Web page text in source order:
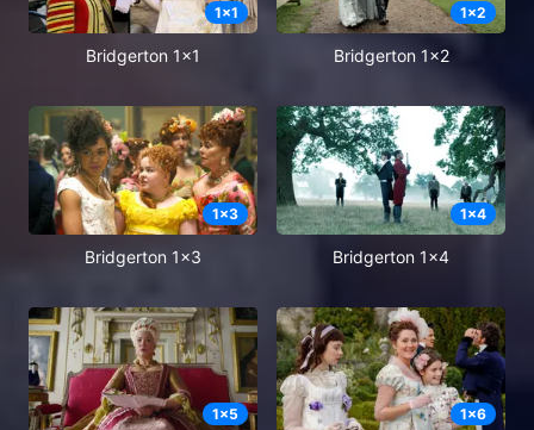
1x1
Bridgerton 1x1
1x2
Bridgerton 1x2
1x3
Bridgerton 1x3
1x4
Bridgerton 1x4
1x5 1x6